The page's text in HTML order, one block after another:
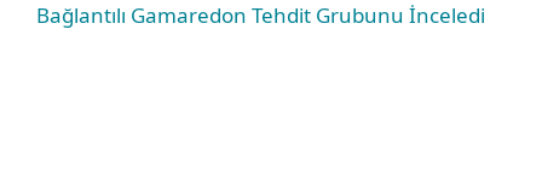
Bağlantılı Gamaredon Tehdit Grubunu İnceledi